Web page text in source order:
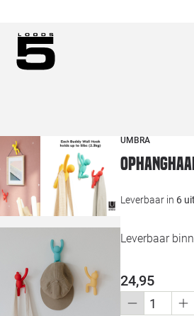
UMBRA
Leverbaar in 6
Leverbaar
24,95